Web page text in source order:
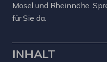
Mosel und Rheinnähe.
für Sie da.
INHALT